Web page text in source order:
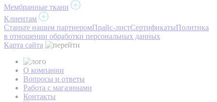
Мембранные ткани
Клиентам
Станьте нашим партнеромПрайс-листСертификатыПолитика
в отношении обработки персональных данных
Карта сайта
О компании
Вопросы и ответы
Работа с магазинами
Контакты